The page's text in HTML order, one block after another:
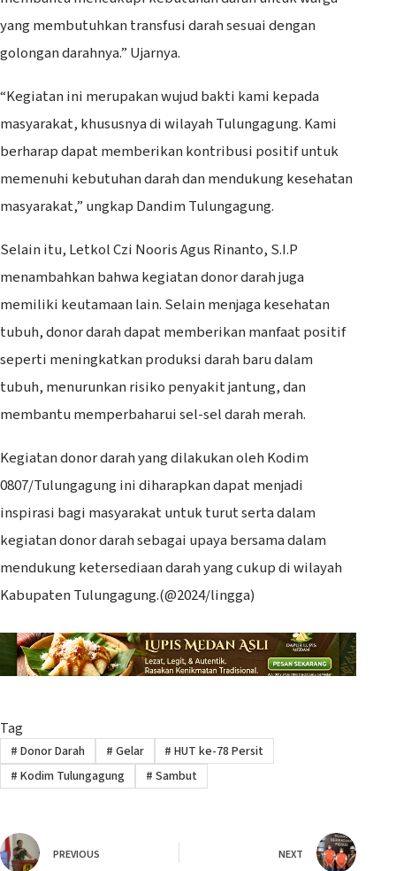
yang membutuhkan transfusi darah sesuai dengan
golongan darahnya.” Ujarnya.
“Kegiatan ini merupakan wujud bakti kami kepada
masyarakat, khususnya di wilayah Tulungagung. Kami
berharap dapat memberikan kontribusi positif untuk
memenuhi kebutuhan darah dan mendukung kesehatan
masyarakat,” ungkap Dandim Tulungagung.
Selain itu, Letkol Czi Nooris Agus Rinanto, S.I.P
menambahkan bahwa kegiatan donor darah juga
memiliki keutamaan lain. Selain menjaga kesehatan
tubuh, donor darah dapat memberikan manfaat positif
seperti meningkatkan produksi darah baru dalam
tubuh, menurunkan risiko penyakit jantung, dan
membantu memperbaharui sel-sel darah merah.
Kegiatan donor darah yang dilakukan oleh Kodim
0807/Tulungagung ini diharapkan dapat menjadi
inspirasi bagi masyarakat untuk turut serta dalam
kegiatan donor darah sebagai upaya bersama dalam
mendukung ketersediaan darah yang cukup di wilayah
Kabupaten Tulungagung.(@2024/lingga)
Tag
# Donor Darah # Gelar # HUT ke-78 Persit
# Kodim Tulungagung # Sambut
PREVIOUS NEXT